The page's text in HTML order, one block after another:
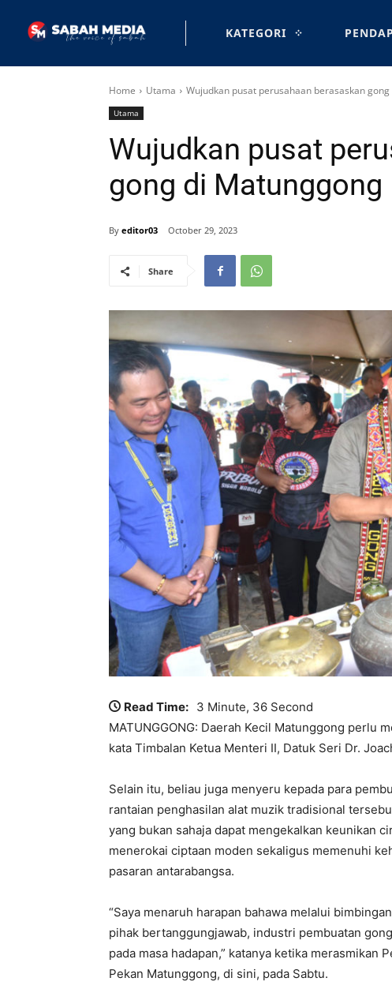
KATEGORI
Home Utama Wujudkan pusat perusahaan berasaskan
Utama
Wujudkan pusat
gong di Matunggong
By editor03 October 29, 2023
Share
Read Time: 3 Minute, 36 Second
MATUNGGONG: Daerah Kecil Matunggong perlu
kata Timbalan Ketua Menteri II, Datuk Seri Dr.
Selain itu, beliau juga menyeru kepada para
rantaian penghasilan alat muzik tradisional
yang bukan sahaja dapat mengekalkan keunikan
menerokai ciptaan moden sekaligus memenuhi
pasaran antarabangsa.
“Saya menaruh harapan bahawa melalui
pihak bertanggungjawab, industri pembuatan
pada masa hadapan,” katanya ketika merasmikan
Pekan Matunggong, di sini, pada Sabtu.